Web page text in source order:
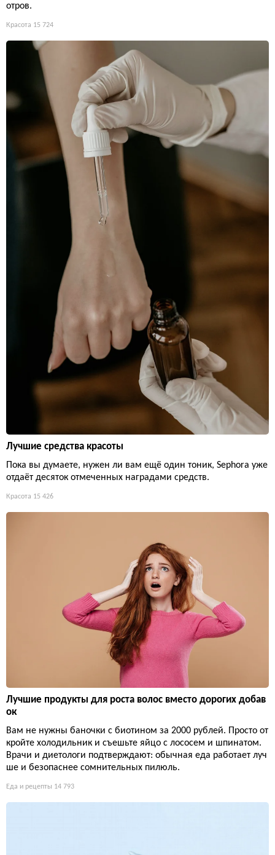
отров.
Красота 15 724
Лучшие средства красоты
Пока вы думаете, нужен ли вам ещё один тоник, Sephora уже
отдаёт десяток отмеченных наградами средств.
Красота 15 426
Лучшие продукты для роста волос вместо дорогих добав
ок
Вам не нужны баночки с биотином за 2000 рублей. Просто от
кройте холодильник и съешьте яйцо с лососем и шпинатом.
Врачи и диетологи подтверждают: обычная еда работает луч
ше и безопаснее сомнительных пилюль.
Еда и рецепты 14 793